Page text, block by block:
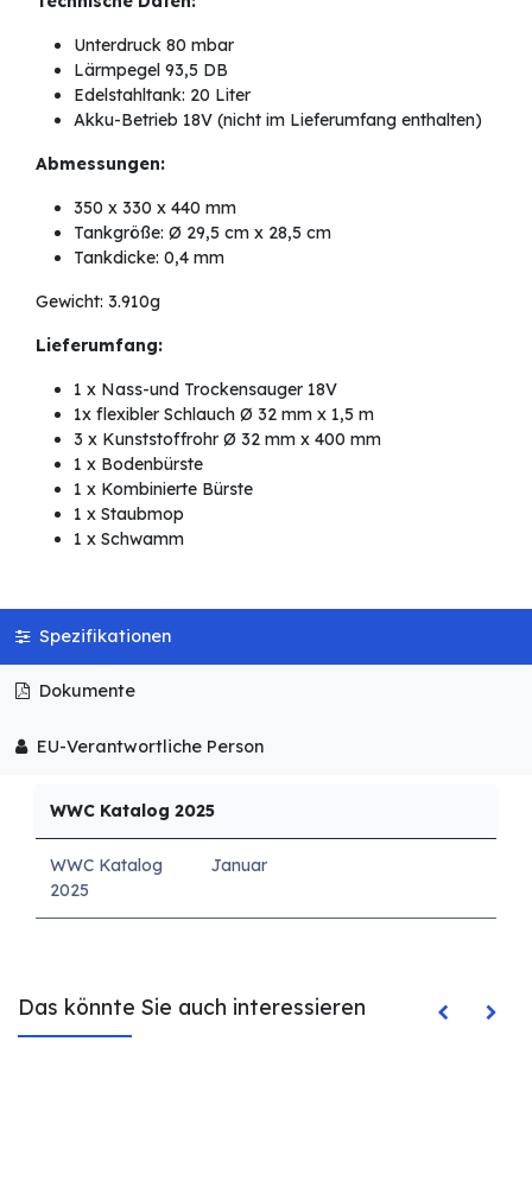
Unterdruck 80 mbar
Lärmpegel 93,5 DB
Edelstahltank: 20 Liter
Akku-Betrieb 18V (nicht im Lieferumfang enthalten)
Abmessungen:
350 x 330 x 440 mm
Tankgröße: Ø 29,5 cm x 28,5 cm
Tankdicke: 0,4 mm
Gewicht: 3.910g
Lieferumfang:
1 x Nass-und Trockensauger 18V
1x flexibler Schlauch Ø 32 mm x 1,5 m
3 x Kunststoffrohr Ø 32 mm x 400 mm
1 x Bodenbürste
1 x Kombinierte Bürste
1 x Staubmop
1 x Schwamm
Spezifikationen
Dokumente
EU-Verantwortliche Person
WWC Katalog 2025
WWC Katalog
2025
Januar
Das könnte Sie auch interessieren